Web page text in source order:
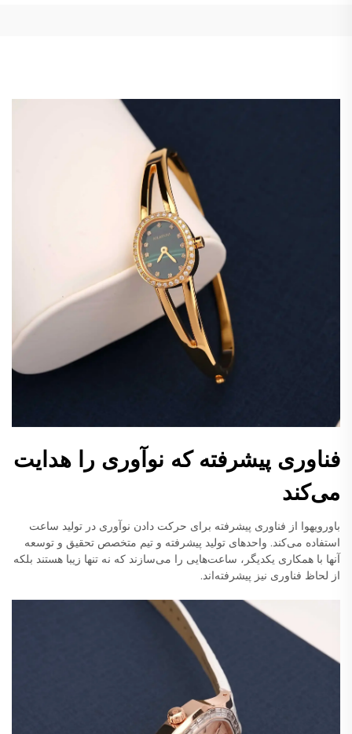
فناوری پیشرفته که نوآوری را هدایت
می‌کند
باورویهوا از فناوری پیشرفته برای حرکت دادن نوآوری در تولید ساعت
استفاده می‌کند. واحدهای تولید پیشرفته و تیم متخصص تحقیق و توسعه
آنها با همکاری یکدیگر، ساعت‌هایی را می‌سازند که نه تنها زیبا هستند بلکه
از لحاظ فناوری نیز پیشرفته‌اند.